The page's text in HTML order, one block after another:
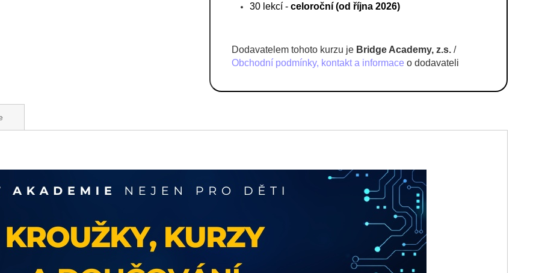
30 lekcí - celoroční (od října 2026)
Dodavatelem tohoto kurzu je Bridge Academy, z.s. /
Obchodní podmínky, kontakt a informace o dodavateli